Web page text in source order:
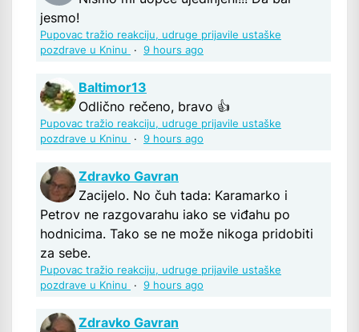
jesmo!
Pupovac tražio reakciju, udruge prijavile ustaške
pozdrave u Kninu
· 9 hours ago
Baltimor13
Odlično rečeno, bravo 👍
Pupovac tražio reakciju, udruge prijavile ustaške
pozdrave u Kninu
· 9 hours ago
Zdravko Gavran
Zacijelo. No čuh tada: Karamarko i
Petrov ne razgovarahu iako se viđahu po
hodnicima. Tako se ne može nikoga pridobiti
za sebe.
Pupovac tražio reakciju, udruge prijavile ustaške
pozdrave u Kninu
· 9 hours ago
Zdravko Gavran